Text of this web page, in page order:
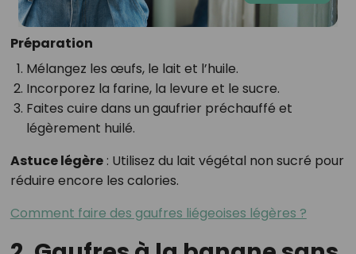
Préparation
Mélangez les œufs, le lait et l’huile.
Incorporez la farine, la levure et le sucre.
Faites cuire dans un gaufrier préchauffé et
légèrement huilé.
Astuce légère: Utilisez du lait végétal non sucré pour
réduire encore les calories.
Comment faire des gaufres liégeoises légères ?